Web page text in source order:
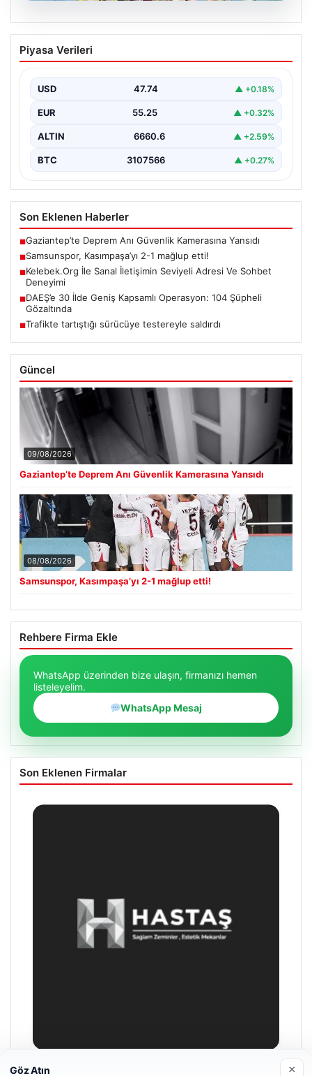
08.08.2026
Samsunspor, Kasımpaşa’yı 2-1 mağlup
etti!
Piyasa Verileri
USD 47.74 ▲ +0.18%
EUR 55.25 ▲ +0.32%
ALTIN 6660.6 ▲ +2.59%
BTC 3107566 ▲ +0.27%
Son Eklenen Haberler
■Gaziantep’te Deprem Anı Güvenlik Kamerasına Yansıdı
■Samsunspor, Kasımpaşa’yı 2-1 mağlup etti!
■Kelebek.Org İle Sanal İletişimin Seviyeli Adresi Ve Sohbet
Deneyimi
■DAEŞ’e 30 İlde Geniş Kapsamlı Operasyon: 104 Şüpheli
Gözaltında
■Trafikte tartıştığı sürücüye testereyle saldırdı
Güncel
09/08/2026
Gaziantep’te Deprem Anı Güvenlik Kamerasına Yansıdı
08/08/2026
Samsunspor, Kasımpaşa’yı 2-1 mağlup etti!
Rehbere Firma Ekle
WhatsApp üzerinden bize ulaşın, firmanızı hemen
listeleyelim.
WhatsApp Mesaj
Son Eklenen Firmalar
Göz Atın ×